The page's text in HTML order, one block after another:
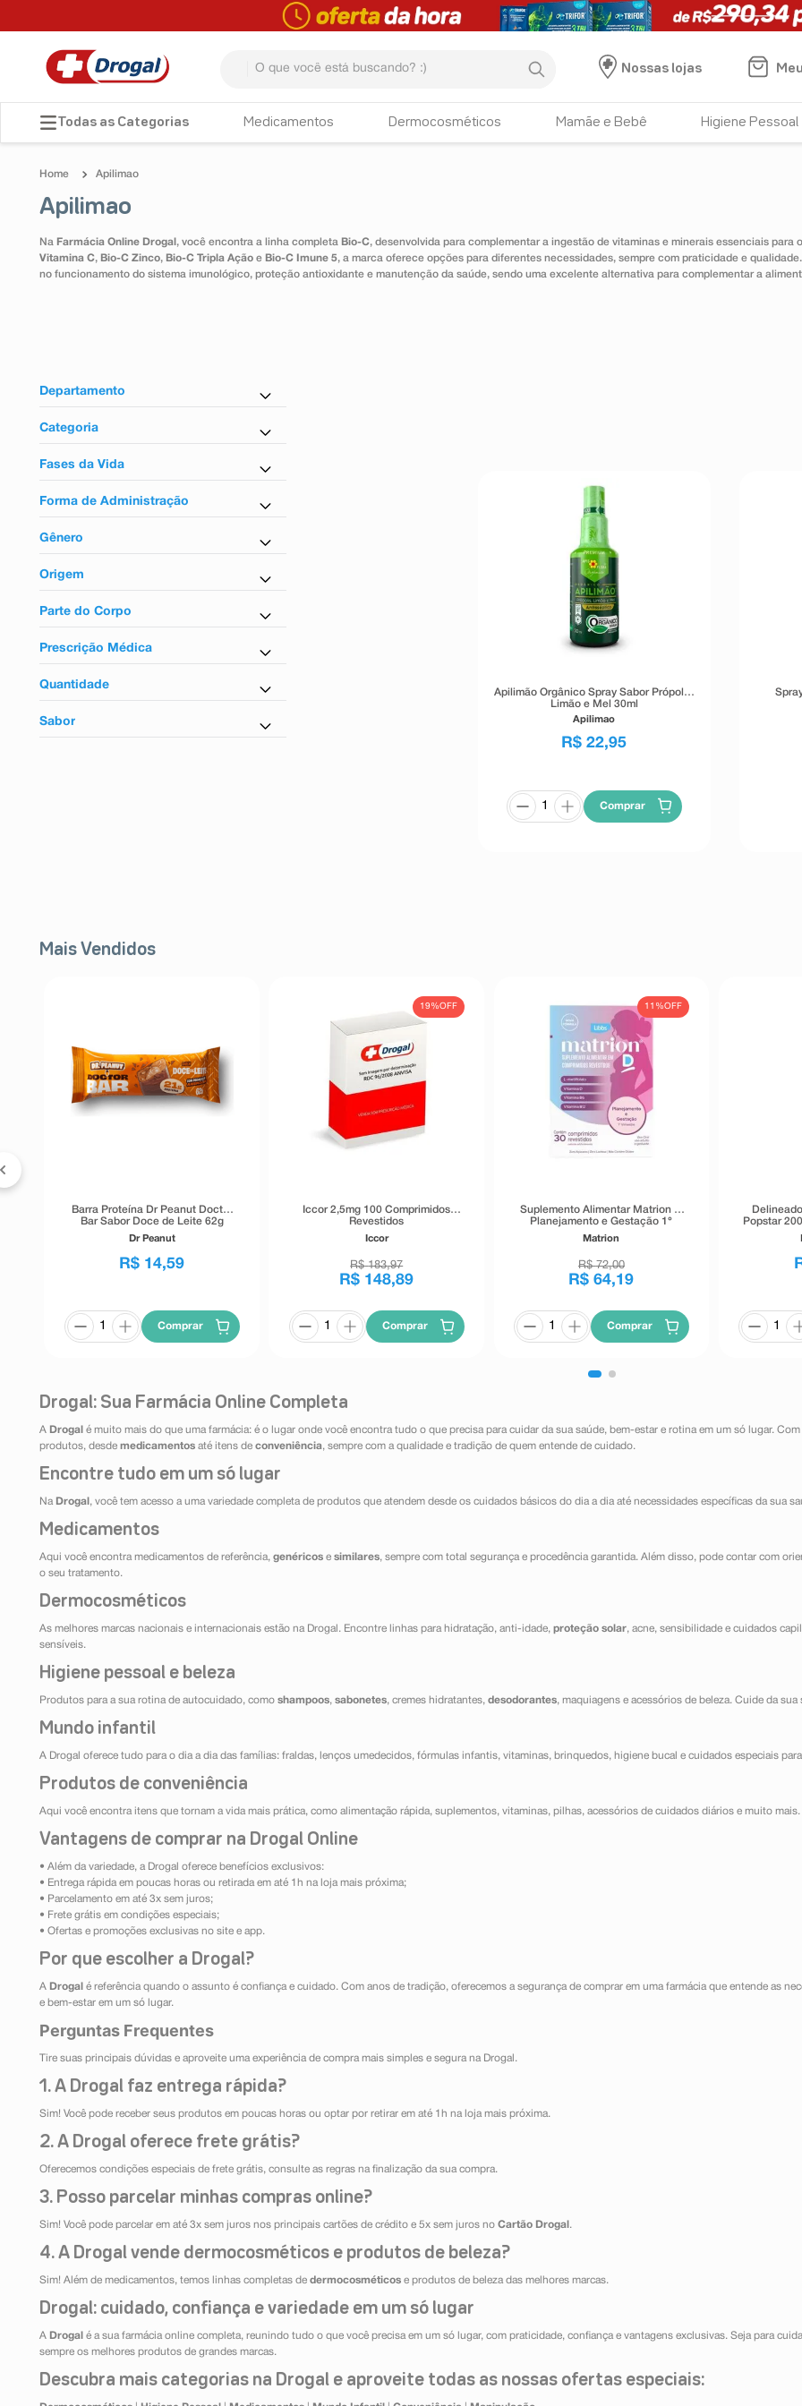
Nossas lojas
Medicamentos Dermocosméticos Mamãe e Bebê Higiene Pessoal
Apilimao
Apilimao
Na Farmácia Online Drogal , você encontra a linha completa Bio-C, desenvolvida para complementar a ingestão de vitaminas e minerais essenciais
Vitamina C, Bio-C Zinco, Bio-C Tripla Ação e Bio-C Imune 5, a marca oferece opções para diferentes necessidades, sempre com praticidade e
no funcionamento do sistema imunológico, proteção antioxidante e manutenção da saúde, sendo uma excelente alternativa para complementar a
Departamento
Farmácia em Casa
Categoria
Mel e Derivado
Fases da Vida
Para adultos
Forma de Administração
Uso oral
Gênero
Unissex
Origem
Nacional
Parte do Corpo
Para a boca
Prescrição Médica
Não
Quantidade
30ml
Sabor
Apilimão Orgânico Spray Sabor Própolis,
Limão e Mel 30ml
Apilimao
R$ 22,95
Comprar
Mais Vendidos
Barra Proteína Dr Peanut Doctor
Bar Sabor Doce de Leite 62g
Dr Peanut
R$ 14,59
Comprar
19%OFF
Iccor 2,5mg 100 Comprimidos
Revestidos
Iccor
R$ 183,97
R$ 148,89
Comprar
11%OFF
Suplemento Alimentar Matrion D
Planejamento e Gestação 1°
Trimestre 30 Comprimidos
Revestidos
Matrion
R$ 72,00
R$ 64,19
Comprar
Popstar
Drogal: Sua Farmácia Online Completa
A Drogal é muito mais do que uma farmácia: é o lugar onde você encontra tudo o que precisa para cuidar da sua saúde, bem-estar e rotina em um só lugar.
produtos, desde medicamentos até itens de conveniência, sempre com a qualidade e tradição de quem entende de cuidado.
Encontre tudo em um só lugar
Na Drogal , você tem acesso a uma variedade completa de produtos que atendem desde os cuidados básicos do dia a dia até necessidades específicas da sua
Medicamentos
Aqui você encontra medicamentos de referência, genéricos e similares, sempre com total segurança e procedência garantida. Além disso, pode contar com
o seu tratamento.
Dermocosméticos
As melhores marcas nacionais e internacionais estão na Drogal. Encontre linhas para hidratação, anti-idade, proteção solar, acne, sensibilidade e cuidados
sensíveis.
Higiene pessoal e beleza
Produtos para a sua rotina de autocuidado, como shampoos, sabonetes, cremes hidratantes, desodorantes, maquiagens e acessórios de beleza. Cuide da
Mundo infantil
A Drogal oferece tudo para o dia a dia das famílias: fraldas, lenços umedecidos, fórmulas infantis, vitaminas, brinquedos, higiene bucal e cuidados especiais
Produtos de conveniência
Aqui você encontra itens que tornam a vida mais prática, como alimentação rápida, suplementos, vitaminas, pilhas, acessórios de cuidados diários e muito
Vantagens de comprar na Drogal Online
• Além da variedade, a Drogal oferece benefícios exclusivos:
• Entrega rápida em poucas horas ou retirada em até 1h na loja mais próxima;
• Parcelamento em até 3x sem juros;
• Frete grátis em condições especiais;
• Ofertas e promoções exclusivas no site e app.
Por que escolher a Drogal?
A Drogal é referência quando o assunto é confiança e cuidado. Com anos de tradição, oferecemos a segurança de comprar em uma farmácia que entende as
e bem-estar em um só lugar.
Perguntas Frequentes
Tire suas principais dúvidas e aproveite uma experiência de compra mais simples e segura na Drogal.
1. A Drogal faz entrega rápida?
Sim! Você pode receber seus produtos em poucas horas ou optar por retirar em até 1h na loja mais próxima.
2. A Drogal oferece frete grátis?
Oferecemos condições especiais de frete grátis, consulte as regras na finalização da sua compra.
3. Posso parcelar minhas compras online?
Sim! Você pode parcelar em até 3x sem juros nos principais cartões de crédito e 5x sem juros no Cartão Drogal .
4. A Drogal vende dermocosméticos e produtos de beleza?
Sim! Além de medicamentos, temos linhas completas de dermocosméticos e produtos de beleza das melhores marcas.
Drogal: cuidado, confiança e variedade em um só lugar
A Drogal é a sua farmácia online completa, reunindo tudo o que você precisa em um só lugar, com praticidade, confiança e vantagens exclusivas. Seja para
sempre os melhores produtos de grandes marcas.
Descubra mais categorias na Drogal e aproveite todas as nossas ofertas especiais:
TERMOS MAIS BUSCADOS
4º lenço umedecido
5º tadalafila
9º teste gravidez
esmalte